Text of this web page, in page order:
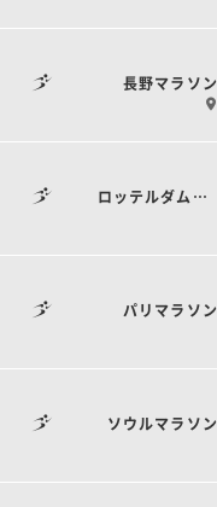
長野マラソン
ロッテルダムマラソン
パリマラソン
ソウルマラソン